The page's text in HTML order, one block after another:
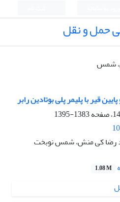
حمل و نقل
شمس
قیر با پلیمر پلی بوتادین رابر
1383-1395
رضا کی منش، شمس نوبخت
1.08 M